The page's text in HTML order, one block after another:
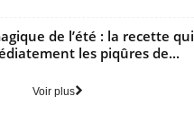
de l’été : la recette qui
les piqûres de...
Voir plus